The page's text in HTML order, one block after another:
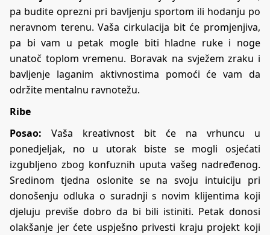
pa budite oprezni pri bavljenju sportom ili hodanju po
neravnom terenu. Vaša cirkulacija bit će promjenjiva,
pa bi vam u petak mogle biti hladne ruke i noge
unatoč toplom vremenu. Boravak na svježem zraku i
bavljenje laganim aktivnostima pomoći će vam da
održite mentalnu ravnotežu.
Ribe
Posao: Vaša kreativnost bit će na vrhuncu u
ponedjeljak, no u utorak biste se mogli osjećati
izgubljeno zbog konfuznih uputa vašeg nadređenog.
Sredinom tjedna oslonite se na svoju intuiciju pri
donošenju odluka o suradnji s novim klijentima koji
djeluju previše dobro da bi bili istiniti. Petak donosi
olakšanje jer ćete uspješno privesti kraju projekt koji